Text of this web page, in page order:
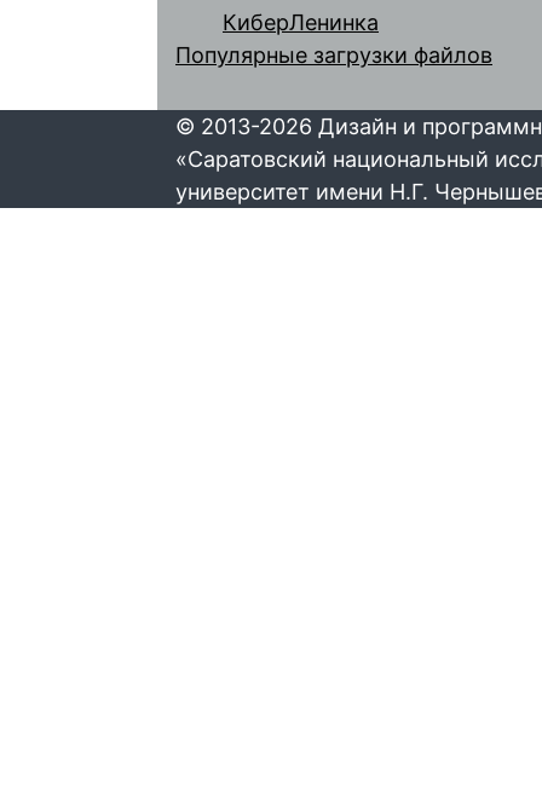
КиберЛенинка
Популярные загрузки файлов
© 2013-2026 Дизайн и
«Саратовский национальный
университет имени Н.Г.